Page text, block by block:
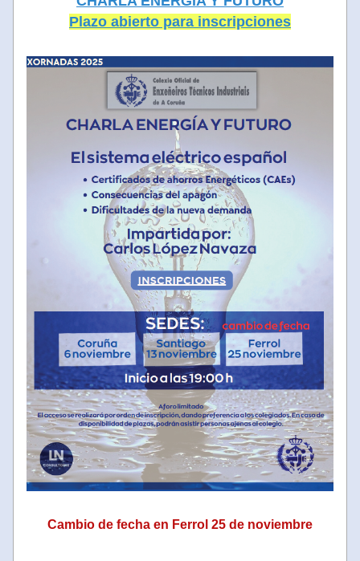
Plazo abierto para inscripciones
Cambio de fecha en Ferrol 25 de noviembre